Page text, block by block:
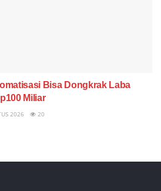
Bisa Dongkrak Laba
Miliar
2026 20